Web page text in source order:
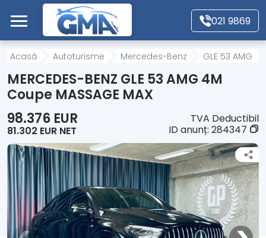
Mergi direct la conținutul principal
021 9869
Acasă
Autoturisme
Motociclete
Autoutilitare
Alte tipuri vehicule
Despre Noi
Acasă Autoturisme Mercedes-Benz GLE 53 AMG
MERCEDES-BENZ GLE 53 AMG 4M
Coupe MASSAGE MAX
98.376 EUR
81.302 EUR NET
TVA Deductibil
ID anunț: 284347